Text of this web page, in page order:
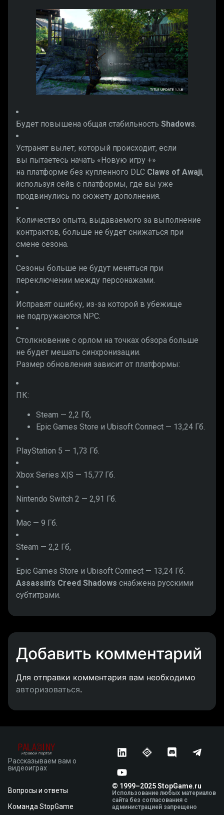
Будет повышена общая стабильность Shadows.
Устранят вылет, который происходит, если
вы пытаетесь начать «Новую игру +»
на платформе без купленного DLC Claws of Awaji,
используя сейв с платформы, где вы уже
продвинулись по сюжету дополнения.
Количество опыта, выдаваемого за выполнение
контрактов, больше не будет снижаться при
смене сезона.
Сезоны больше не будут меняться при
переключении между персонажами.
Исправят ошибку, из-за которой в убежище
не подгружаются NPC.
Столкновение с орлом на точках обзора больше
не будет мешать синхронизации.
Размер обновления зависит от платформы:
ПК:
Steam — 2,2 Гб,
Epic Games Store и Ubisoft Connect — 13,24 Гб.
PlayStation 5 — 1,73 Гб.
Xbox Series X|S — 15,77 Гб.
Nintendo Switch 2 — 2,91 Гб.
Mac — 9 Гб.
Steam — 2,2 Гб,
Epic Games Store и Ubisoft Connect — 13,24 Гб.
Assassin’s Creed Shadows снабжена русскими
субтитрами.
Добавить комментарий
Для отправки комментария вам необходимо
авторизоваться.
Рассказываем вам о
видеоиграх
Вопросы и ответы
Команда StopGame
© 1999–2025 StopGame.ru
Использование любых материалов
сайта без согласования с
администрацией запрещено